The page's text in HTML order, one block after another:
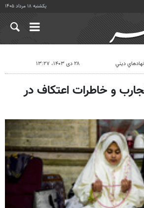
یکشنبه ۱۸ مرداد ۱۴۰۵
ديني ۲۸ دی ۱۴۰۳، ۱۳:۲۷
و خاطرات اعتکاف در